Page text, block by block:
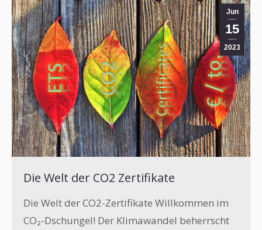
Jun
15
2023
Die Welt der CO2 Zertifikate
Die Welt der CO2-Zertifikate Willkommen im
CO₂-Dschungel! Der Klimawandel beherrscht